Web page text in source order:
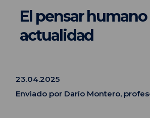
El pensar humano
actualidad
23.04.2025
Enviado por Darío Montero,